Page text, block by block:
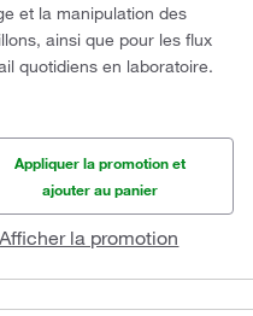
et la manipulation des
ainsi que pour les flux
quotidiens en laboratoire.
Appliquer la promotion et
ajouter au panier
Afficher la promotion